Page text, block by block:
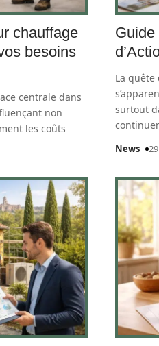
chauffage
besoins
centrale dans
non
les coûts
Guide
La
surtout
News